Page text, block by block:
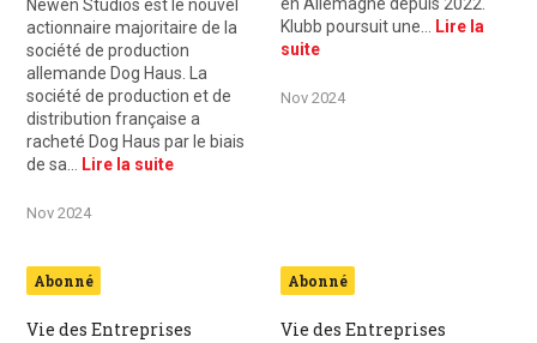
Newen Studios est le nouvel
actionnaire majoritaire de la
société de production
allemande Dog Haus. La
société de production et de
distribution française a
racheté Dog Haus par le biais
de sa…
Lire la suite
Nov 2024
Klubb poursuit une…
Lire la
suite
Nov 2024
Abonné
Vie des Entreprises
Abonné
Vie des Entreprises